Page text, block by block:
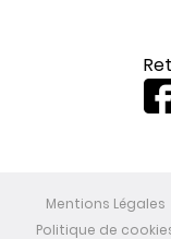
Mentions Légales
Politique de